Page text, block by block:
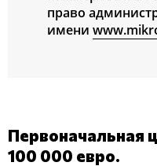
право
имени
Первоначальная
100 000 евро.